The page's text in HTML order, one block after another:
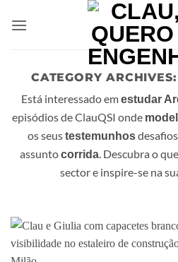
para
CATEGORY
Está interessado emestudar
episódios de ClauQSI onde
os seustestemunhos
assuntocorrida. Descubra o
sector e inspire-se na